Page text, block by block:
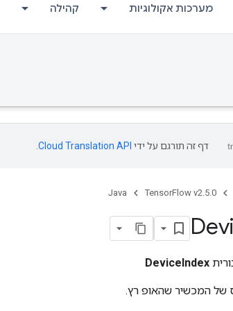
מערכות אקולוגיות קהילה
דף זה תורגם על ידי Cloud Translation API
TensorFlow v2.5.0
Java
DeviceIndex
של המכשיר שהאופ רץ.